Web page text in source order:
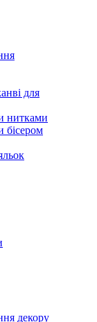
для
нитками
бісером
декору